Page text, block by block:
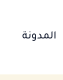
المدونة